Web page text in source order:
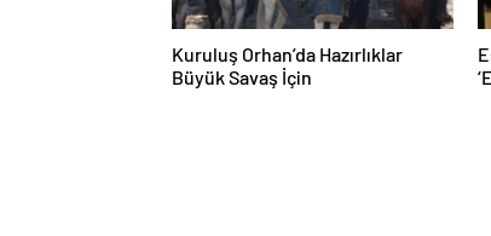
Kuruluş Orhan’da Hazırlıklar
Büyük Savaş İçin